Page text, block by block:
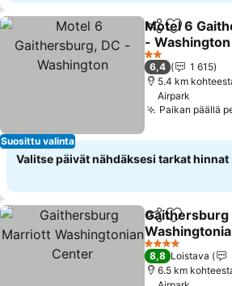
Suosittu valinta
Jaa Lisää
Motel 6
- Washington
Katso hinnat
2 Tähtiluokitus
6,4
1 615
5.4 km
Airpark
Paikan päällä
Valitse päivät nähdäksesi tarkat hinnat
Jaa Lisää
Katso hinnat
4 Tähtiluokitus
8,8 Loistava
6.5 km